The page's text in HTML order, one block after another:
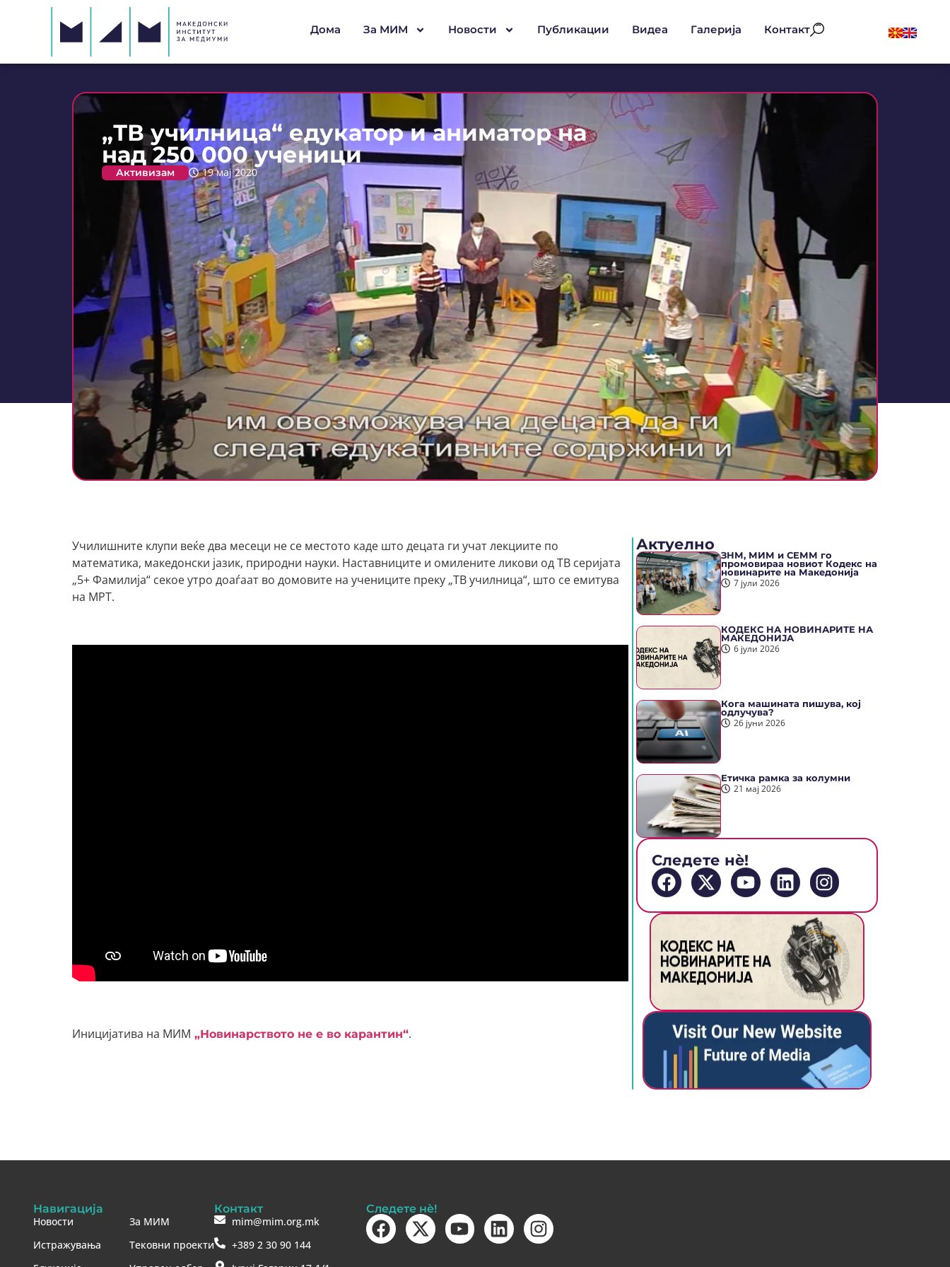
Дома За МИМ Новости Публикации Видеа Галерија Контакт
„ТВ училница“ едукатор и аниматор на
над 250 000 ученици
Активизам 19 мај 2020
Училишните клупи веќе два месеци не се местото каде што децата ги учат лекциите по
математика, македонски јазик, природни науки. Наставниците и омилените ликови од ТВ серијата
„5+ Фамилија“ секое утро доаѓаат во домовите на учениците преку „ТВ училница“, што се емитува
на МРТ.
Иницијатива на МИМ „Новинарството не е во карантин“.
Актуелно
ЗНМ, МИМ и СЕММ го
промовираа новиот Кодекс на
новинарите на Македонија
7 јули 2026
КОДЕКС НА НОВИНАРИТЕ НА
МАКЕДОНИЈА
6 јули 2026
Кога машината пишува, кој
одлучува?
26 јуни 2026
Етичка рамка за колумни
21 мај 2026
Следете нè!
Навигација
Новости
Истражувања
За МИМ
Тековни проекти
Контакт
mim@mim.org.mk
+389 2 30 90 144
Следете нè!